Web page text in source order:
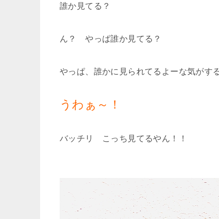
誰か見てる？
ん？ やっぱ誰か見てる？
やっぱ、誰かに見られてるよーな気がす
うわぁ～！
バッチリ こっち見てるやん！！